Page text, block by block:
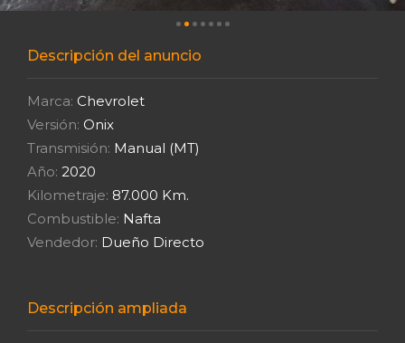
Descripción del anuncio
Marca: Chevrolet
Versión: Onix
Transmisión: Manual (MT)
Año: 2020
Kilometraje: 87.000 Km.
Combustible: Nafta
Vendedor: Dueño Directo
Descripción ampliada